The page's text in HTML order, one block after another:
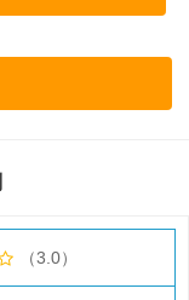
（3.0）